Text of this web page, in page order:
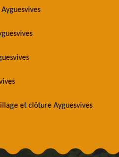
et clôture Ayguesvives